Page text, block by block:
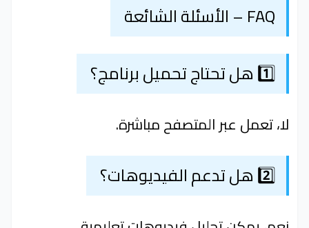
FAQ – الأسئلة الشائعة
1️⃣ هل تحتاج تحميل برنامج؟
لا، تعمل عبر المتصفح مباشرة.
2️⃣ هل تدعم الفيديوهات؟